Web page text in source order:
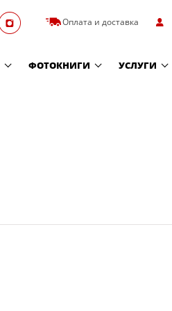
Оплата и доставка
ФОТОКНИГИ УСЛУГИ